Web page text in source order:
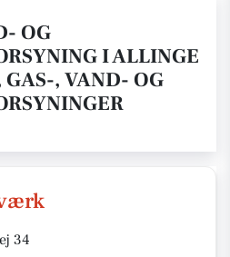
OG
I ALLINGE
GAS-, VAND- OG
34